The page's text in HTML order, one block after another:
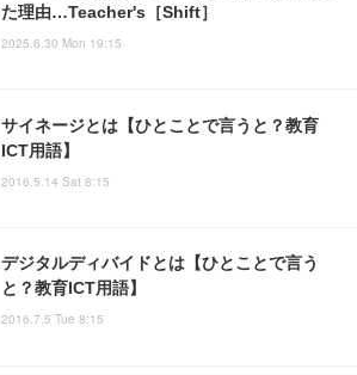
た理由…Teacher's［Shift］
2025.6.30 Mon 19:15
サイネージとは【ひとことで言うと？教育
ICT用語】
2016.5.14 Sat 8:15
デジタルディバイドとは【ひとことで言う
と？教育ICT用語】
2016.7.5 Tue 8:15